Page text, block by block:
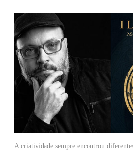
A criatividade sempre encontrou